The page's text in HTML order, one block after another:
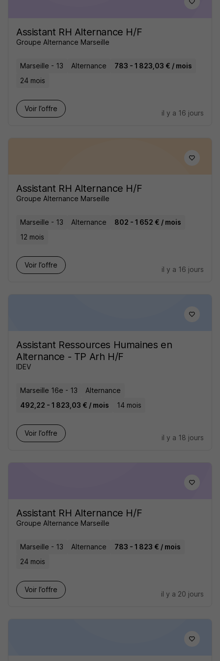
Assistant RH Alternance H/F
Groupe Alternance Marseille
Marseille - 13 Alternance
783 - 1 823,03 € / mois
24 mois
Voir l’offre
il y a 16 jours
Assistant RH Alternance H/F
Groupe Alternance Marseille
Marseille - 13 Alternance
802 - 1 652 € / mois
12 mois
Voir l’offre
il y a 16 jours
Assistant Ressources Humaines en
Alternance - TP Arh H/F
IDEV
Marseille 16e - 13
Alternance
492,22 - 1 823,03 € / mois
14 mois
Voir l’offre
il y a 18 jours
Assistant RH Alternance H/F
Groupe Alternance Marseille
Marseille - 13 Alternance
783 - 1 823 € / mois
24 mois
Voir l’offre
il y a 20 jours